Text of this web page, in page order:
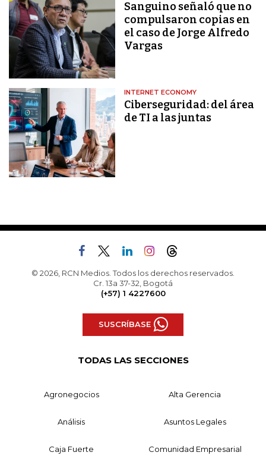
Sanguino señaló que no
compulsaron copias en
el caso de Jorge Alfredo
Vargas
INTERNET ECONOMY
Ciberseguridad: del área
de TI a las juntas
© 2026, RCN Medios. Todos los derechos reservados.
Cr. 13a 37-32, Bogotá
(+57) 1 4227600
SUSCRÍBASE
TODAS LAS SECCIONES
Agronegocios Alta Gerencia
Análisis Asuntos Legales
Caja Fuerte Comunidad Empresarial